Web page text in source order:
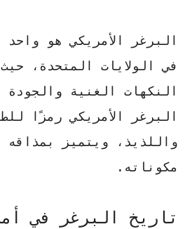
البرغر الأمريكي هو واحد
في الولايات المتحدة،
النكهات الغنية والجودة
البرغر الأمريكي رمزًا
واللذيذ، ويتميز بمذاقه
مكوناته.
تاريخ البرغر في